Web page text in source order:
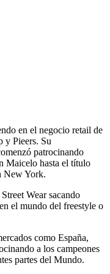
en el negocio retail de
y Pieers. Su
patrocinando
Maicelo hasta el título
New York.
Wear sacando
el mundo del freestyle o
como España,
a los campeones
partes del Mundo.